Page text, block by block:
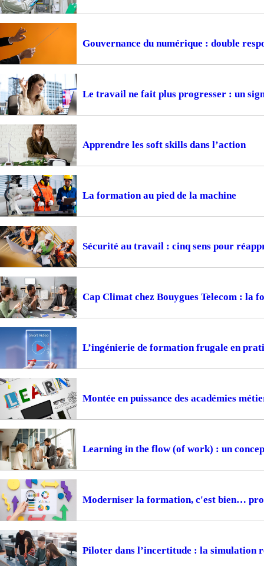
Gouvernance du numérique : double
Le travail ne fait plus progresser : un
Apprendre les soft skills dans l’action
La formation au pied de la machine
Sécurité au travail : cinq sens pour
Cap Climat chez Bouygues Telecom : la
L’ingénierie de formation frugale en
Montée en puissance des académies
Learning in the flow (of work) : un
Moderniser la formation, c'est bien…
Piloter dans l’incertitude : la simulation